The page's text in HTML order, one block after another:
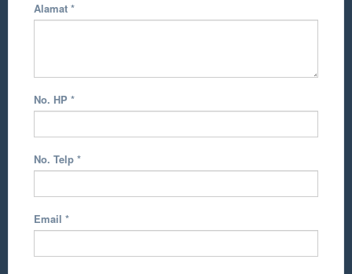
Alamat *
No. HP *
No. Telp *
Email *